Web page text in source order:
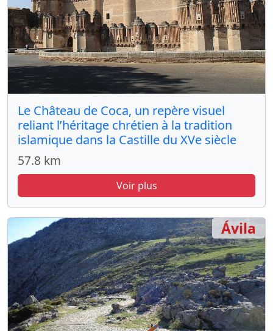
Le Château de Coca, un repère visuel
reliant l’héritage chrétien à la tradition
islamique dans la Castille du XVe siècle
57.8 km
Voir plus
Ávila